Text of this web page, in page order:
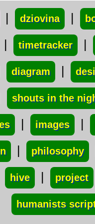
| dziovina |
| timetracker |
diagram |
shouts in the
| images |
| philosophy
hive | project
humanists